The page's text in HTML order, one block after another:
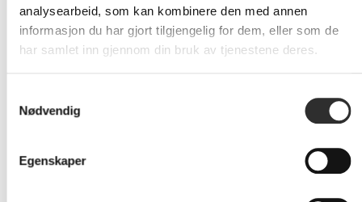
analysearbeid, som kan kombinere den med annen
informasjon du har gjort tilgjengelig for dem, eller som de
har samlet inn gjennom din bruk av tjenestene deres.
Nødvendig
Egenskaper
EN STRÅLENDE SKJERM
Liquid Retina-skjermen støtter én milliard farger [3]. Bilder
og videoer kommer til sin rett med stor kontrast og skarpe
SE OG HØR BEST MULIG UT
kamera, tre mikrofoner og opptil seks høyttalere med
Spatial Audio.